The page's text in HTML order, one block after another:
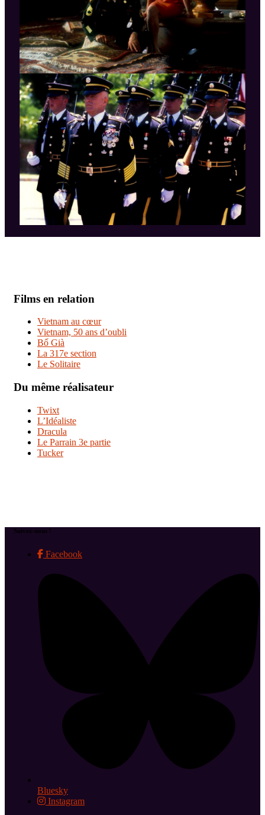
Films en relation
Vietnam au cœur
Vietnam, 50 ans d’oubli
Bố Già
La 317e section
Le Solitaire
Du même réalisateur
Twixt
L’Idéaliste
Dracula
Le Parrain 3e partie
Tucker
Suivez-nous !
Facebook
Bluesky
Instagram